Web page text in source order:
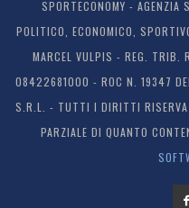
SPORTECONOMY - AGENZIA
POLITICO, ECONOMICO,
MARCEL VULPIS - REG.
08422681000 - ROC N. 19347
S.R.L. - TUTTI I DIRITTI
PARZIALE DI QUANTO